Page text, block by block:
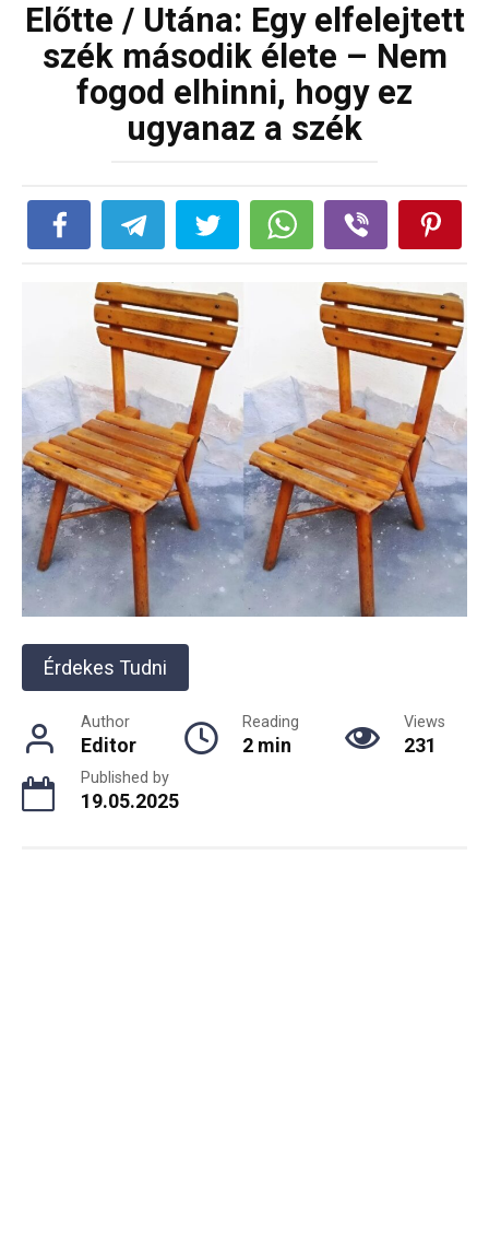
Előtte / Utána: Egy elfelejtett
szék második élete – Nem
fogod elhinni, hogy ez
ugyanaz a szék
Érdekes Tudni
Author
Editor
Reading
2 min
Views
231
Published by
19.05.2025